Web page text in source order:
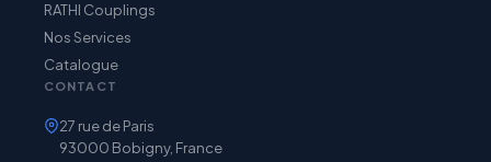
RATHI Couplings
Nos Services
Catalogue
CONTACT
27 rue de Paris
93000 Bobigny, France